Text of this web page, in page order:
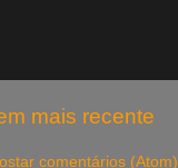
mais recente
comentários (Atom)